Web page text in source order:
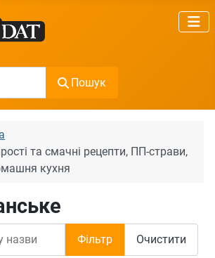
Пошук
та смачні рецепти, ПП-страви,
кухня
Фільтр Очистити